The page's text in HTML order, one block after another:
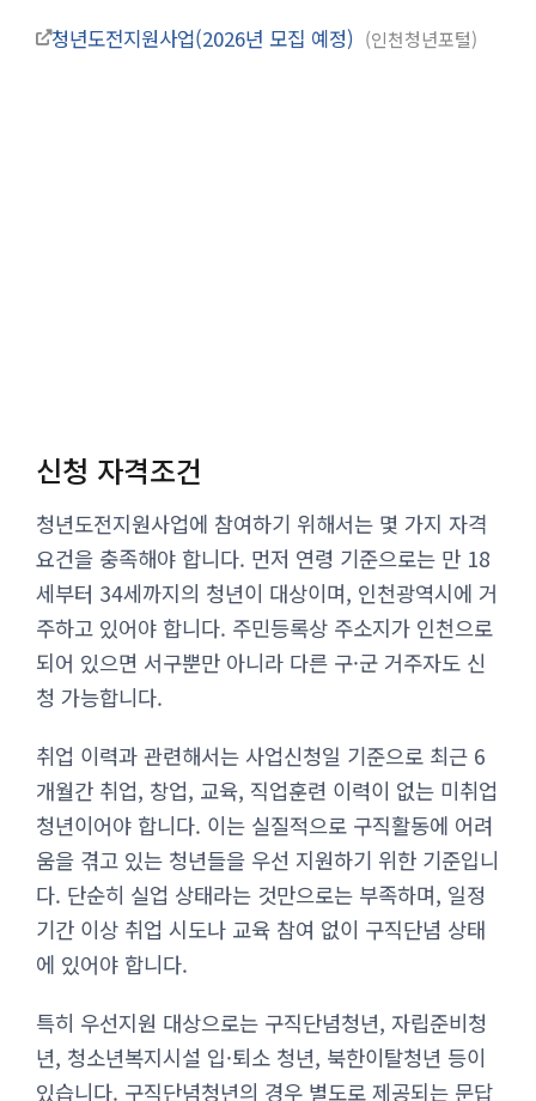
청년도전지원사업(2026년 모집 예정) 인천청년포털
신청 자격조건
청년도전지원사업에 참여하기 위해서는 몇 가지 자격
요건을 충족해야 합니다. 먼저 연령 기준으로는 만 18
세부터 34세까지의 청년이 대상이며, 인천광역시에 거
주하고 있어야 합니다. 주민등록상 주소지가 인천으로
되어 있으면 서구뿐만 아니라 다른 구·군 거주자도 신
청 가능합니다.
취업 이력과 관련해서는 사업신청일 기준으로 최근 6
개월간 취업, 창업, 교육, 직업훈련 이력이 없는 미취업
청년이어야 합니다. 이는 실질적으로 구직활동에 어려
움을 겪고 있는 청년들을 우선 지원하기 위한 기준입니
다. 단순히 실업 상태라는 것만으로는 부족하며, 일정
기간 이상 취업 시도나 교육 참여 없이 구직단념 상태
에 있어야 합니다.
특히 우선지원 대상으로는 구직단념청년, 자립준비청
년, 청소년복지시설 입·퇴소 청년, 북한이탈청년 등이
있습니다. 구직단념청년의 경우 별도로 제공되는 문답